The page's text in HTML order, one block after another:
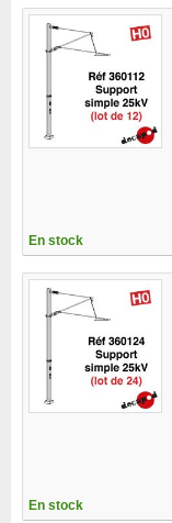
En stock
En stock